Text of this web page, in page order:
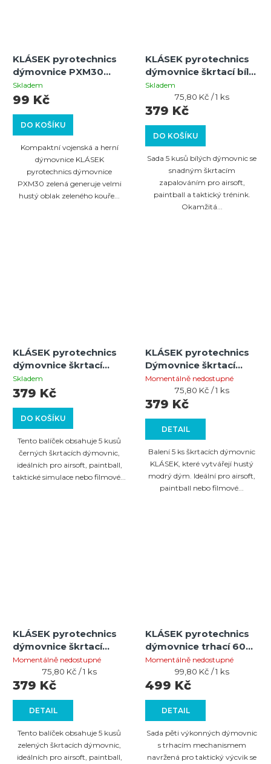
KLÁSEK pyrotechnics
dýmovnice PXM30
zelená
Skladem
DO KOŠÍKU
99 Kč
Kompaktní vojenská a herní
dýmovnice KLÁSEK
pyrotechnics dýmovnice
PXM30 zelená generuje velmi
hustý oblak zeleného kouře...
KLÁSEK pyrotechnics
dýmovnice škrtací bílá
5ks
Skladem
DO KOŠÍKU
379 Kč
Měrná
cena:
75,80 Kč / 1 ks
Sada 5 kusů bílých dýmovnic se
snadným škrtacím
zapalováním pro airsoft,
paintball a taktický trénink.
Okamžitá...
KLÁSEK pyrotechnics
dýmovnice škrtací
černá 5ks
Skladem
DO KOŠÍKU
379 Kč
Tento balíček obsahuje 5 kusů
černých škrtacích dýmovnic,
ideálních pro airsoft, paintball,
taktické simulace nebo filmové...
KLÁSEK pyrotechnics
Dýmovnice škrtací
modrá 5ks | T1, Hustý
modrý dým
Momentálně nedostupné
DETAIL
379 Kč
Měrná
cena:
75,80 Kč / 1 ks
Balení 5 ks škrtacích dýmovnic
KLÁSEK, které vytvářejí hustý
modrý dým. Ideální pro airsoft,
paintball nebo filmové...
KLÁSEK pyrotechnics
dýmovnice škrtací
zelená 5ks
Momentálně nedostupné
DETAIL
379 Kč
Měrná
cena:
75,80 Kč / 1 ks
Tento balíček obsahuje 5 kusů
zelených škrtacích dýmovnic,
ideálních pro airsoft, paintball,
KLÁSEK pyrotechnics
dýmovnice trhací 60
bílá 5ks
Momentálně nedostupné
DETAIL
499 Kč
Měrná
cena:
99,80 Kč / 1 ks
Sada pěti výkonných dýmovnic
s trhacím mechanismem
navržená pro taktický výcvik se